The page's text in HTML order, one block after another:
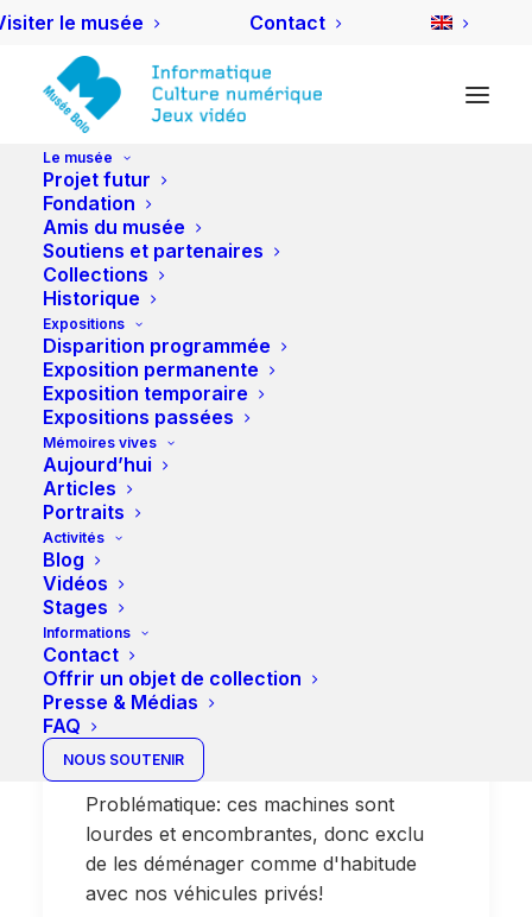
le musée Contact
Le musée
Projet futur
Fondation
Amis du musée
Soutiens et partenaires
Collections
Historique
Expositions
Disparition programmée
Exposition permanente
Exposition temporaire
Expositions passées
Mémoires vives
Aujourd’hui
Articles
Portraits
Activités
Blog
Vidéos
Stages
Informations
Contact
Offrir un objet de collection
Presse & Médias
FAQ
NOUS SOUTENIR
Soirée de déménagement
des gros objets chez Bolo
Ce vendredi 5 août grand
déménagement de 3
grosses machines de notre
local à l'EPFL à notre
entrepôt de Chavannes.
Problématique: ces machines sont
lourdes et encombrantes, donc exclu
de les déménager comme d'habitude
avec nos véhicules privés!